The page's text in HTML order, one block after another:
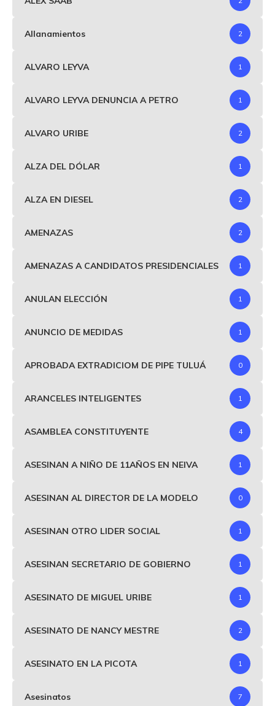
Allanamientos 2
ALVARO LEYVA 1
ALVARO LEYVA DENUNCIA A PETRO 1
ALVARO URIBE 2
ALZA DEL DÓLAR 1
ALZA EN DIESEL 2
AMENAZAS 2
AMENAZAS A CANDIDATOS PRESIDENCIALES 1
ANULAN ELECCIÓN 1
ANUNCIO DE MEDIDAS 1
APROBADA EXTRADICIOM DE PIPE TULUÁ 0
ARANCELES INTELIGENTES 1
ASAMBLEA CONSTITUYENTE 4
ASESINAN A NIÑO DE 11AÑOS EN NEIVA 1
ASESINAN AL DIRECTOR DE LA MODELO 0
ASESINAN OTRO LIDER SOCIAL 1
ASESINAN SECRETARIO DE GOBIERNO 1
ASESINATO DE MIGUEL URIBE 1
ASESINATO DE NANCY MESTRE 2
ASESINATO EN LA PICOTA 1
Asesinatos 7